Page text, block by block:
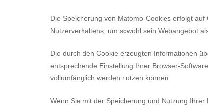
Die Speicherung von Matomo-Cookies erfolgt auf
Nutzerverhaltens, um sowohl sein Webangebot
Die durch den Cookie erzeugten Informationen
entsprechende Einstellung Ihrer Browser-
vollumfänglich werden nutzen können.
Wenn Sie mit der Speicherung und Nutzung